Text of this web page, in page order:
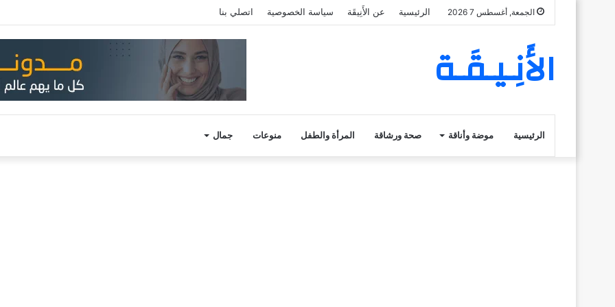
الجمعة, أغسطس 7 2026 الرئيسية عن الأَنِيقَة سياسة الخصوصية اتصلي بنا
الأَنِـيـقَـة
الرئيسية موضة وأناقة صحة ورشاقة المرأة والطفل منوعات جمال